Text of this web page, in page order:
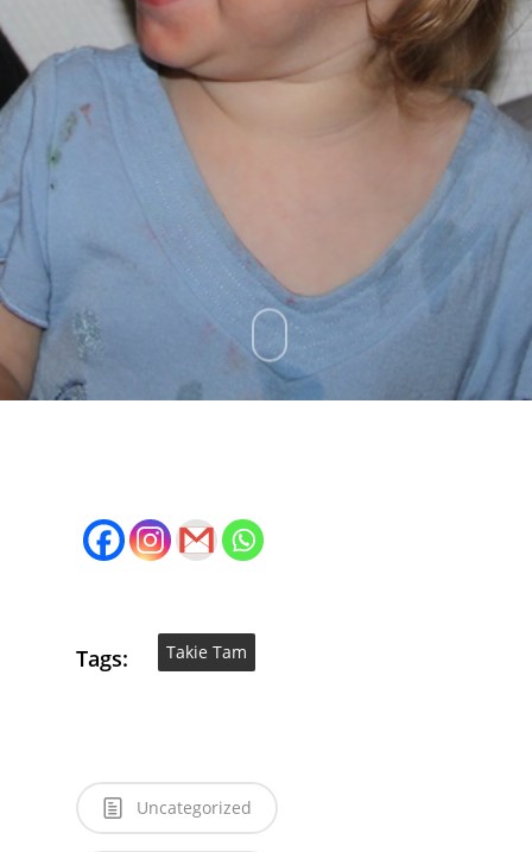
Tags: Takie Tam
Uncategorized